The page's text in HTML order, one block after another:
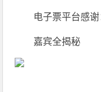
电子票平台感
嘉宾全揭秘